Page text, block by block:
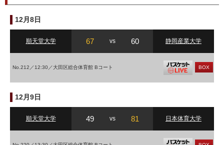
12月8日
順天堂大学 67 vs 60 静岡産業大学
No.212／12:30／大田区総合体育館 Bコート BOX
12月9日
順天堂大学 49 vs 81 日本体育大学